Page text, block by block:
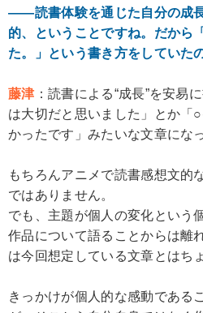
――読書体験を通じた自分の成
的、ということですね。だから
た。」という書き方をしていた
藤津 ：読書による“成長”を安易
は大切だと思いました」とか「
かったです」みたいな文章にな
もちろんアニメで読書感想文的
ではありません。
でも、主題が個人の変化という
作品について語ることからは離
は今回想定している文章とはち
きっかけが個人的な感動である